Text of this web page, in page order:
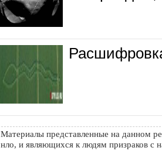
Материалы представленные на данном
нло, и являющихся к людям призраков с